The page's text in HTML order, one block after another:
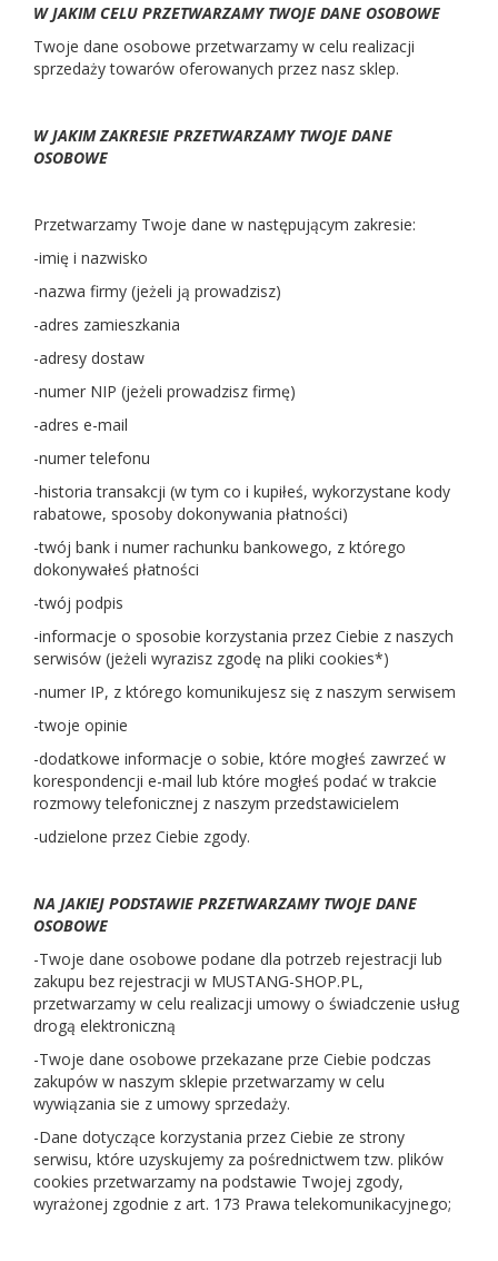
W JAKIM CELU PRZETWARZAMY TWOJE DANE OSOBOWE
Twoje dane osobowe przetwarzamy w celu realizacji
sprzedaży towarów oferowanych przez nasz sklep.
W JAKIM ZAKRESIE PRZETWARZAMY TWOJE DANE
OSOBOWE
Przetwarzamy Twoje dane w następującym zakresie:
-imię i nazwisko
-nazwa firmy (jeżeli ją prowadzisz)
-adres zamieszkania
-adresy dostaw
-numer NIP (jeżeli prowadzisz firmę)
-adres e-mail
-numer telefonu
-historia transakcji (w tym co i kupiłeś, wykorzystane kody
rabatowe, sposoby dokonywania płatności)
-twój bank i numer rachunku bankowego, z którego
dokonywałeś płatności
-twój podpis
-informacje o sposobie korzystania przez Ciebie z naszych
serwisów (jeżeli wyrazisz zgodę na pliki cookies*)
-numer IP, z którego komunikujesz się z naszym serwisem
-twoje opinie
-dodatkowe informacje o sobie, które mogłeś zawrzeć w
korespondencji e-mail lub które mogłeś podać w trakcie
rozmowy telefonicznej z naszym przedstawicielem
-udzielone przez Ciebie zgody.
NA JAKIEJ PODSTAWIE PRZETWARZAMY TWOJE DANE
OSOBOWE
-Twoje dane osobowe podane dla potrzeb rejestracji lub
zakupu bez rejestracji w MUSTANG-SHOP.PL,
przetwarzamy w celu realizacji umowy o świadczenie usług
drogą elektroniczną
-Twoje dane osobowe przekazane prze Ciebie podczas
zakupów w naszym sklepie przetwarzamy w celu
wywiązania sie z umowy sprzedaży.
-Dane dotyczące korzystania przez Ciebie ze strony
serwisu, które uzyskujemy za pośrednictwem tzw. plików
cookies przetwarzamy na podstawie Twojej zgody,
wyrażonej zgodnie z art. 173 Prawa telekomunikacyjnego;